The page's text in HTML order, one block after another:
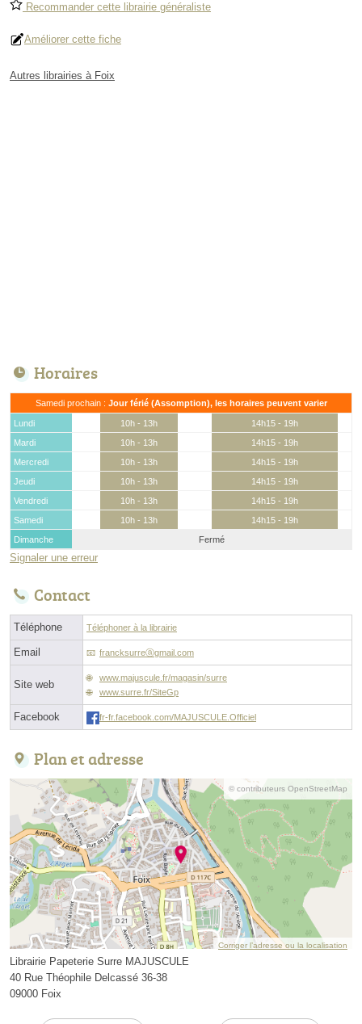
Recommander cette librairie généraliste
Améliorer cette fiche
Autres librairies à Foix
Horaires
Samedi prochain : Jour férié (Assomption), les horaires peuvent varier
Lundi 10h - 13h
14h15 - 19h
Mardi
10h - 13h
14h15 - 19h
Mercredi
10h - 13h
14h15 - 19h
Jeudi
10h - 13h
14h15 - 19h
Vendredi
10h - 13h
14h15 - 19h
Samedi
10h - 13h
14h15 - 19h
Dimanche
Fermé
Signaler une erreur
Contact
Téléphone Téléphoner à la librairie
Email francksurreⓐgmail.com
Site web
www.majuscule.fr/magasin/surre
www.surre.fr/SiteGp
Facebook fr-fr.facebook.com/MAJUSCULE.Officiel
Plan et adresse
© contributeurs OpenStreetMap
Corriger l’adresse ou la localisation
Librairie Papeterie Surre MAJUSCULE
40 Rue Théophile Delcassé 36-38
09000 Foix